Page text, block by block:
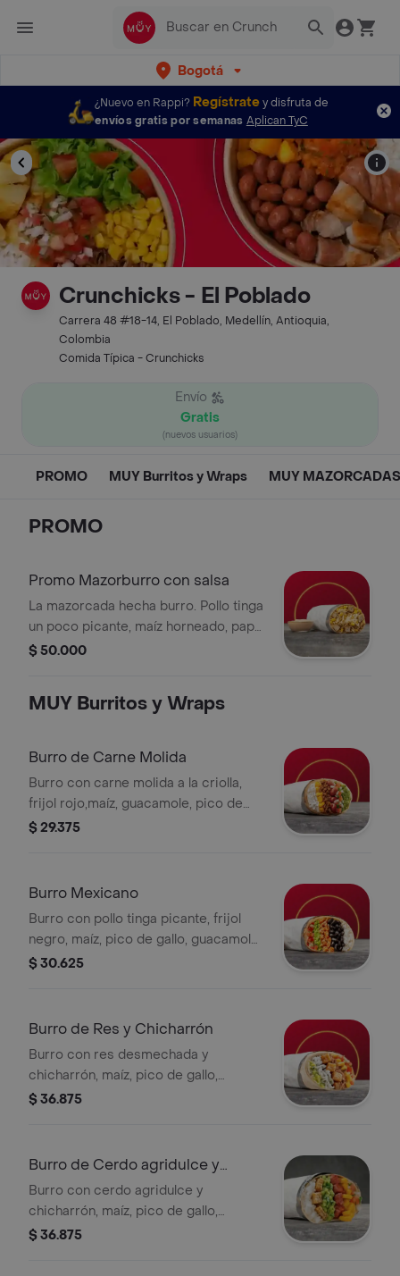
Bogotá
¿Nuevo en Rappi? Regístratey disfruta de
envíos gratis por semanas Aplican TyC
Crunchicks - El Poblado
Carrera 48 #18-14, El Poblado, Medellín, Antioquia,
Colombia
Comida Típica - Crunchicks
Envío
Gratis
(nuevos usuarios)
PROMO MUY Burritos y Wraps MUY MAZORCADAS
PROMO
Promo Mazorburro con salsa
La mazorcada hecha burro. Pollo tinga
un poco picante, maíz horneado, papa
fosforito, queso mozzarella y salsa
$ 50.000
MUY Burritos y Wraps
Burro de Carne Molida
Burro con carne molida a la criolla,
frijol rojo,maíz, guacamole, pico de
gallo y arroz blanco en tortilla de
costo adicional.
$ 29.375
Burro Mexicano
Burro con pollo tinga picante, frijol
negro, maíz, pico de gallo, guacamole
y arroz blanco en tortilla de harina de
$ 30.625
Burro de Res y Chicharrón
Burro con res desmechada y
chicharrón, maíz, pico de gallo,
guacamole y arroz blanco en tortilla
$ 36.875
Burro de Cerdo agridulce y
Chicharrón
Burro con cerdo agridulce y
chicharrón, maíz, pico de gallo,
guacamole y arroz blanco en tortilla
$ 36.875